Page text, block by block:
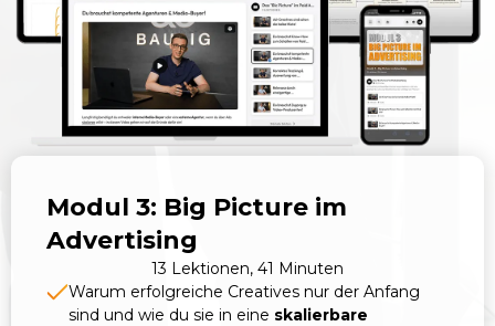
Modul 3: Big Picture im
Advertising
13 Lektionen, 41 Minuten
Warum erfolgreiche Creatives nur der Anfang
sind und wie du sie in eine skalierbare